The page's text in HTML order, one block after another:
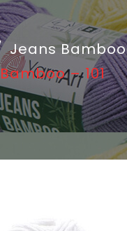
Jeans Bamboo
Bamboo – 101